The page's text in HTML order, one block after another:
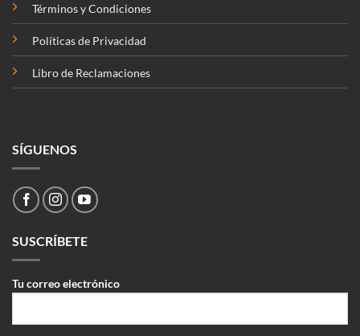
Términos y Condiciones
Políticas de Privacidad
Libro de Reclamaciones
SÍGUENOS
SUSCRÍBETE
Tu correo electrónico